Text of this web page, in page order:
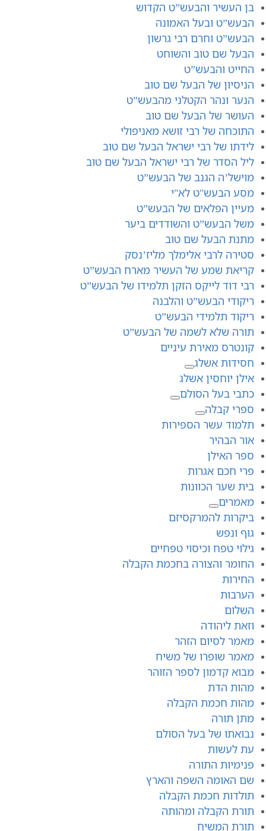
בן העשיר והבעש”ט הקדוש
הבעש”ט ובעל האמונה
הבעש”ט וחרם רבי גרשון
הבעל שם טוב והשוחט
החייט והבעש”ט
הניסיון של הבעל שם טוב
הנער ונהר הקטלני מהבעש”ט
העושר של הבעל שם טוב
התוכחה של רבי זושא מאניפולי
לידתו של רבי ישראל הבעל שם טוב
ליל הסדר של רבי ישראל הבעל שם טוב
מוישל’ה הגנב של הבעש”ט
מסע הבעש"ט לא"י
מעיין הפלאים של הבעש”ט
משל הבעש”ט והשודדים ביער
מתנת הבעל שם טוב
סטירה לרבי אלימלך מליז’נסק
קריאת שמע של העשיר מארח הבעש”ט
רבי דוד לייקֵס הזקן תלמידו של הבעש”ט
ריקודי הבעש”ט והלבנה
ריקוד תלמידי הבעש”ט
תורה שלא לשמה של הבעש”ט
קונטרס מאירת עיניים
חסידות אשלג
אילן יוחסין אשלג
כתבי בעל הסולם
ספרי קבלה
תלמוד עשר הספירות
אור הבהיר
ספר האילן
פרי חכם אגרות
בית שער הכוונות
מאמרים
ביקרות להמרקסיזם
גוף ונפש
גילוי טפח וכיסוי טפחיים
החומר והצורה בחכמת הקבלה
החירות
הערבות
השלום
וזאת ליהודה
מאמר לסיום הזהר
מאמר שופרו של משיח
מבוא קדמון לספר הזוהר
מהות הדת
מהות חכמת הקבלה
מתן תורה
נבואתו של בעל הסולם
עת לעשות
פנימיות התורה
שם האומה השפה והארץ
תולדות חכמת הקבלה
תורת הקבלה ומהותה
תורת המשיח